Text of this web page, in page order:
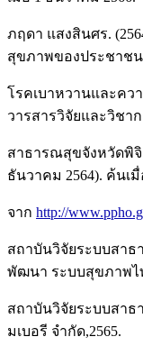
ภฤดา แสงสินศร.
สุขภาพของประชาช
โรคเบาหวานและคว
วารสารวิจัยและวิชา
สาธารณสุขจังหวัดพิจิ
ธันวาคม 2564). ค้นเมื่
จาก http://
สถาบันวิจัยระบบสาธ
พัฒนา ระบบสุขภาพไ
สถาบันวิจัยระบบสา
มเบอรี จำกัด,2565.